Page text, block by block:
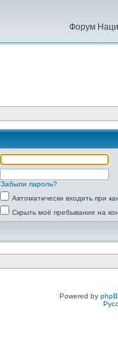
Форум
Забыли пароль?
Автоматически входить при
Скрыть моё пребывание на
Powered by